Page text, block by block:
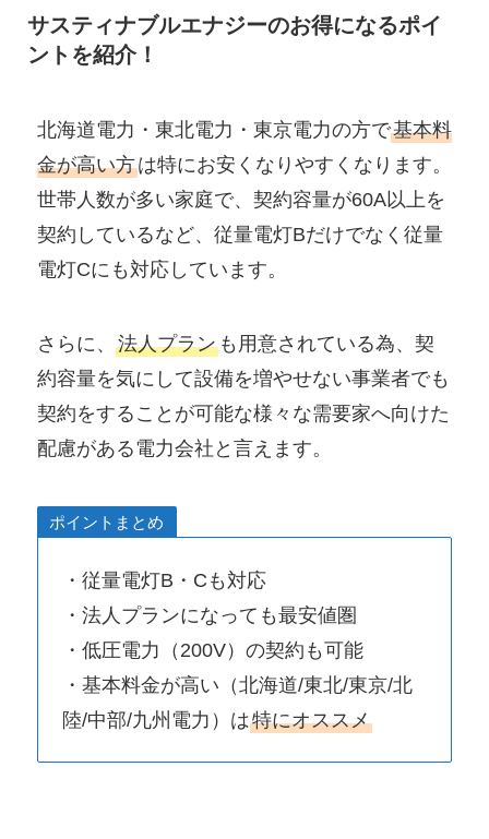
サスティナブルエナジーのお得になるポイ
ントを紹介！
北海道電力・東北電力・東京電力の方で基本料
金が高い方は特にお安くなりやすくなります。
世帯人数が多い家庭で、契約容量が60A以上を
契約しているなど、従量電灯Bだけでなく従量
電灯Cにも対応しています。
さらに、 法人プランも用意されている為、契
約容量を気にして設備を増やせない事業者でも
契約をすることが可能な様々な需要家へ向けた
配慮がある電力会社と言えます。
ポイントまとめ
・従量電灯B・Cも対応
・法人プランになっても最安値圏
・低圧電力（200V）の契約も可能
・基本料金が高い（北海道/東北/東京/北
陸/中部/九州電力）は特にオススメ